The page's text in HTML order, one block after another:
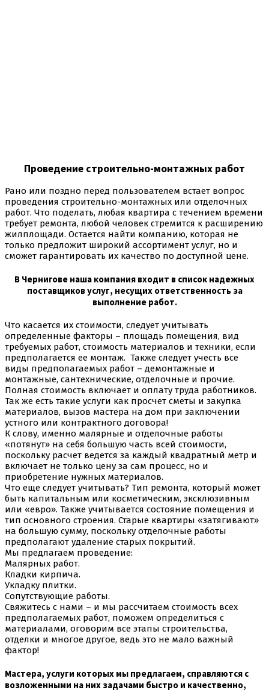
Проведение строительно-монтажных работ
Рано или поздно перед пользователем встает вопрос
проведения строительно-монтажных или отделочных
работ. Что поделать, любая квартира с течением времени
требует ремонта, любой человек стремится к расширению
жилплощади. Остается найти компанию, которая не
только предложит широкий ассортимент услуг, но и
сможет гарантировать их качество по доступной цене.
В Чернигове наша компания входит в список надежных
поставщиков услуг, несущих ответственность за
выполнение работ.
Что касается их стоимости, следует учитывать
определенные факторы – площадь помещения, вид
требуемых работ, стоимость материалов и техники, если
предполагается ее монтаж. Также следует учесть все
виды предполагаемых работ – демонтажные и
монтажные, сантехнические, отделочные и прочие.
Полная стоимость включает и оплату труда работников.
Так же есть такие услуги как просчет сметы и закупка
материалов, вызов мастера на дом при заключении
устного или контрактного договора!
К слову, именно малярные и отделочные работы
«потянут» на себя большую часть всей стоимости,
поскольку расчет ведется за каждый квадратный метр и
включает не только цену за сам процесс, но и
приобретение нужных материалов.
Что еще следует учитывать? Тип ремонта, который может
быть капитальным или косметическим, эксклюзивным
или «евро». Также учитывается состояние помещения и
тип основного строения. Старые квартиры «затягивают»
на большую сумму, поскольку отделочные работы
предполагают удаление старых покрытий.
Мы предлагаем проведение:
Малярных работ.
Кладки кирпича.
Укладку плитки.
Сопутствующие работы.
Свяжитесь с нами – и мы рассчитаем стоимость всех
предполагаемых работ, поможем определиться с
материалами, оговорим все этапы строительства,
отделки и многое другое, ведь это не мало важный
фактор!
Мастера, услуги которых мы предлагаем, справляются с
возложенными на них задачами быстро и качественно,